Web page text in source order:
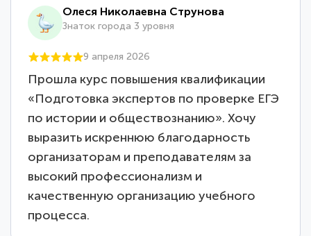
Олеся Николаевна Струнова
Знаток города 3 уровня
9 апреля 2026
Прошла курс повышения квалификации
«Подготовка экспертов по проверке ЕГЭ
по истории и обществознанию». Хочу
выразить искреннюю благодарность
организаторам и преподавателям за
высокий профессионализм и
качественную организацию учебного
процесса.